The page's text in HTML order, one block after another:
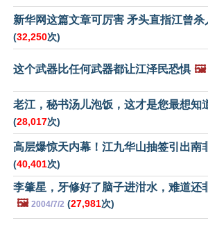
新华网这篇文章可厉害 矛头直指江曾杀
(32,250次)
这个武器比任何武器都让江泽民恐惧 🖼️
老江，秘书汤儿泡饭，这才是您最想知
(28,017次)
高层爆惊天内幕！江九华山抽签引出南
(40,401次)
李肇星，牙修好了脑子进泔水，难道还
🖼️ 2004/7/2 (27,981次)